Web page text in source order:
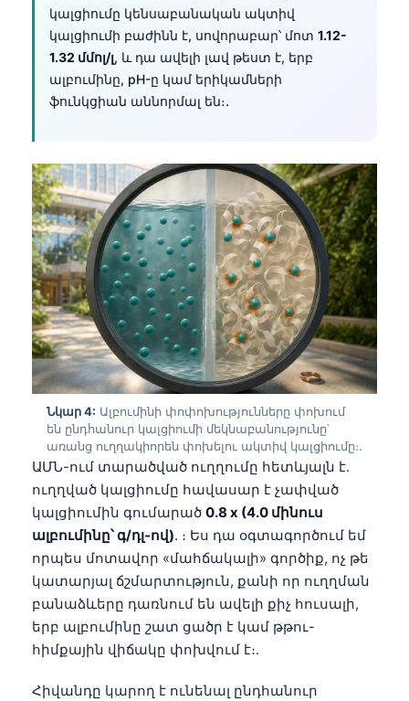
կալցիումը կենսաբանական ակտիվ
կալցիումի բաժինն է, սովորաբար՝ մոտ 1.12-
1.32 մմոլ/լ, և դա ավելի լավ թեստ է, երբ
ալբումինը, pH-ը կամ երիկամների
ֆունկցիան աննորմալ են։.
Նկար 4: Ալբումինի փոփոխությունները փոխում
են ընդհանուր կալցիումի մեկնաբանությունը՝
առանց ուղղակիորեն փոխելու ակտիվ կալցիումը։.
ԱՄՆ-ում տարածված ուղղումը հետևյալն է.
ուղղված կալցիումը հավասար է չափված
կալցիումին գումարած 0.8 x (4.0 մինուս
ալբումինը՝ գ/դլ-ով). ։ Ես դա օգտագործում եմ
որպես մոտավոր «մահճակալի» գործիք, ոչ թե
կատարյալ ճշմարտություն, քանի որ ուղղման
բանաձևերը դառնում են ավելի քիչ հուսալի,
երբ ալբումինը շատ ցածր է կամ թթու-
հիմքային վիճակը փոխվում է։.
Հիվանդը կարող է ունենալ ընդհանուր
Euskara
Gàidhlig
Occitan
العربية المغربية
Afrikaans
Монгол
ພາສາລາວ
Basa Jawa
Cebuano
ئۇيغۇرچە
Кыргызча
Татар теле
Беларуская мова
Esperanto
Frysk
Ślōnskŏ gŏdka
Norsk bokmål